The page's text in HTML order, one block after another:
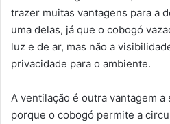
trazer muitas vantagens para a
uma delas, já que o cobogó
luz e de ar, mas não a
privacidade para o ambiente.
A ventilação é outra vantagem a
porque o cobogó permite a